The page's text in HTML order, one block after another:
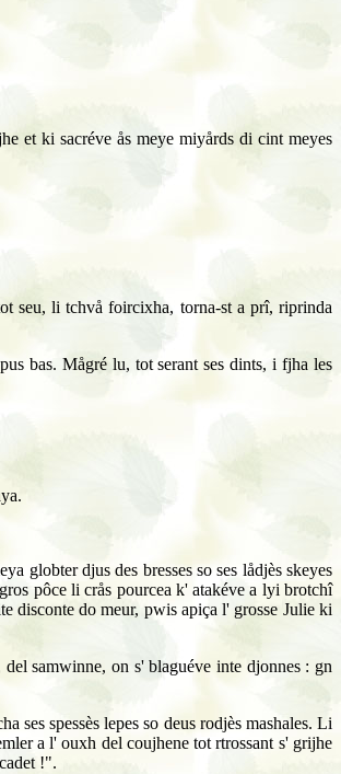
et ki sacréve ås meye miyårds di cint meyes
seu, li tchvå foircixha, torna-st a prî, riprinda
bas. Mågré lu, tot serant ses dints, i fjha les
globter djus des bresses so ses lådjès skeyes
pôce li crås pourcea k' atakéve a lyi brotchî
disconte do meur, pwis apiça l' grosse Julie ki
samwinne, on s' blaguéve inte djonnes : gn
ses spessès lepes so deus rodjès mashales. Li
a l' ouxh del coujhene tot rtrossant s' grijhe
!".